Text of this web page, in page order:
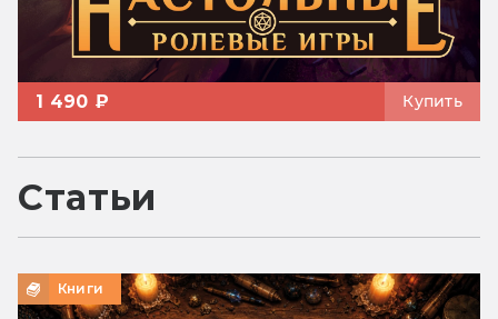
1 490 ₽ Купить
Статьи
Книги